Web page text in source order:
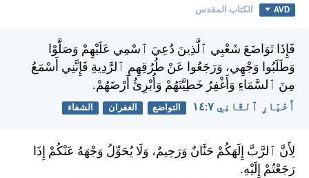
AVD الكتاب المقدس
فَإِذَا تَوَاضَعَ شَعْبِي ٱلَّذِينَ دُعِيَ ٱسْمِي عَلَيْهِمْ وَصَلَّوْا
وَطَلَبُوا وَجْهِي، وَرَجَعُوا عَنْ طُرُقِهِمِ ٱلرَّدِيةِ فَإِنَّنِي أَسْمَعُ
مِنَ ٱلسَّمَاءِ وَأَغْفِرُ خَطِيَّتَهُمْ وَأُبْرِئُ أَرْضَهُمْ.
أَخْبَارِ ٱلثَّانِي ٧:‏١٤ التواضع الغفران الشفاء
لِأَنَّ ٱلرَّبَّ إِلَهَكُمْ حَنَّانٌ وَرَحِيمٌ، وَلَا يُحَوِّلُ وَجْهَهُ عَنْكُمْ إِذَا
رَجَعْتُمْ إِلَيْهِ.